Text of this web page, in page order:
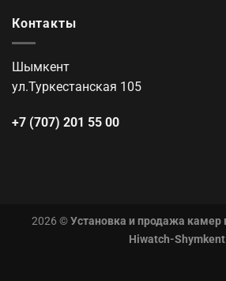
Контакты
Шымкент
ул.Туркестанская 105
+7 (707) 201 55 00
2026 ©Установка и продажа
Hiwatch-Shymkent